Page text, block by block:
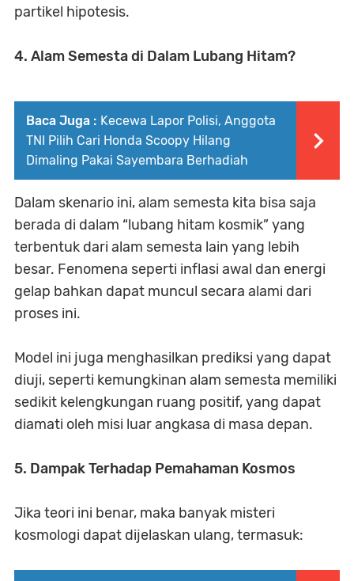
partikel hipotesis.
4. Alam Semesta di Dalam Lubang Hitam?
Baca Juga : Kecewa Lapor Polisi, Anggota
TNI Pilih Cari Honda Scoopy Hilang
Dimaling Pakai Sayembara Berhadiah
Dalam skenario ini, alam semesta kita bisa saja
berada di dalam “lubang hitam kosmik” yang
terbentuk dari alam semesta lain yang lebih
besar. Fenomena seperti inflasi awal dan energi
gelap bahkan dapat muncul secara alami dari
proses ini.
Model ini juga menghasilkan prediksi yang dapat
diuji, seperti kemungkinan alam semesta memiliki
sedikit kelengkungan ruang positif, yang dapat
diamati oleh misi luar angkasa di masa depan.
5. Dampak Terhadap Pemahaman Kosmos
Jika teori ini benar, maka banyak misteri
kosmologi dapat dijelaskan ulang, termasuk: